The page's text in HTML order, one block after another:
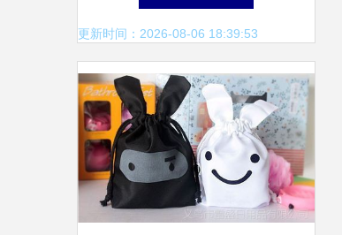
更新时间：2026-08-06 18:39:53